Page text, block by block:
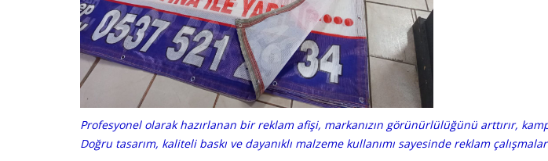
Profesyonel olarak hazırlanan bir reklam afişi, markanızın görünürlülüğünü arttırır,
Doğru tasarım, kaliteli baskı ve dayanıklı malzeme kullanımı sayesinde reklam